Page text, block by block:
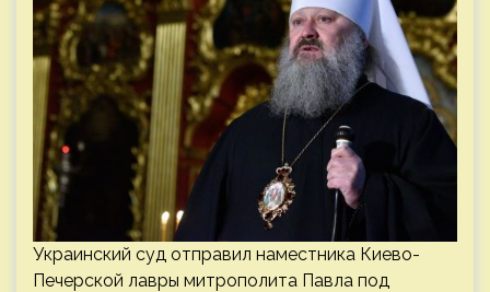
Украинский суд отправил наместника Киево-
Печерской лавры митрополита Павла под